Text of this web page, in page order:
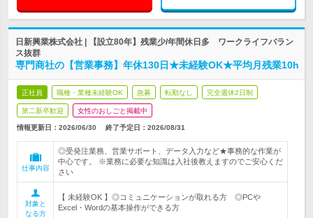
日新興業株式会社 | 【設立80年】残業少/年間休日多 ワークライフバラン
ス抜群
専門商社の【営業事務】年休130日★未経験OK★平均月残業10h
正社員 職種・業種未経験OK 急募 転勤なし 完全週休2日制
第二新卒歓迎 女性のおしごと掲載中
情報更新日：2026/06/30 終了予定日： 2026/08/31
仕事内容
◎受発注業務、営業サポート、データ入力など★事務的な作業が
中心です。 ※業務に必要な知識は入社後教えますのでご安心くだ
さい
対象と
なる方
【 未経験OK 】◎コミュニケーションが取れる方 ◎PCや
Excel・Wordの基本操作ができる方